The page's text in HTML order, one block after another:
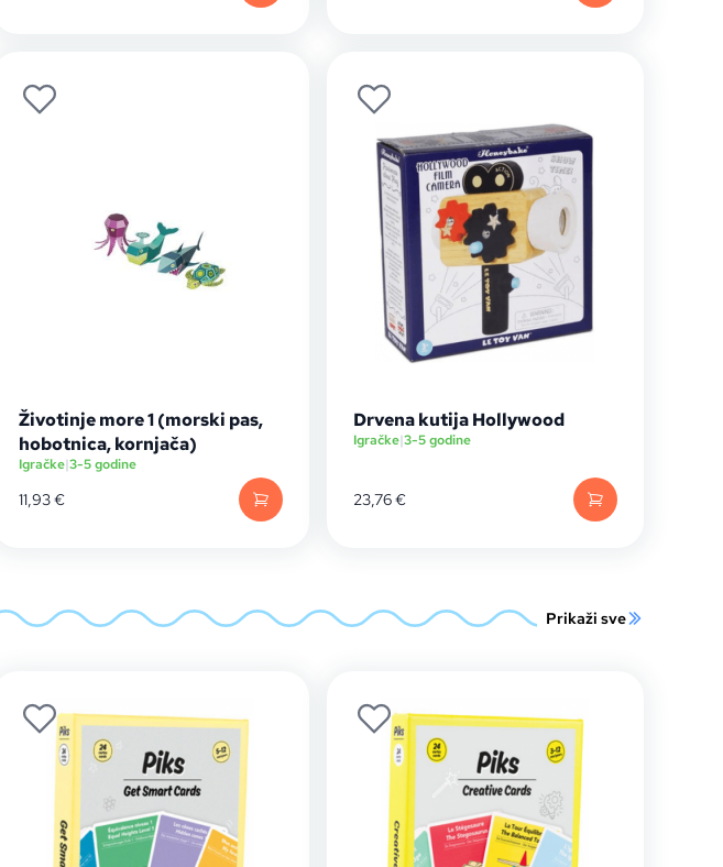
Životinje more 1 (morski pas,
hobotnica, kornjača)
Igračke|3-5 godine
11,93€
Drvena kutija Hollywood
Igračke|3-5 godine
23,76€
Prikaži sve